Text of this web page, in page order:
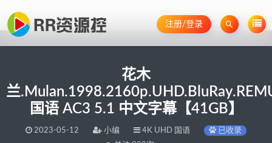
注册/登录
花木
兰
国语 AC3 5.1 中文字幕【41GB】
2023-05-12 小编 4K UHD 国语
已收录